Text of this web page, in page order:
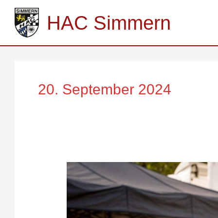
Inhalt
springen
HAC Simmern
20. September 2024
Claire
Schönborn
schafft
die
Qualifikation